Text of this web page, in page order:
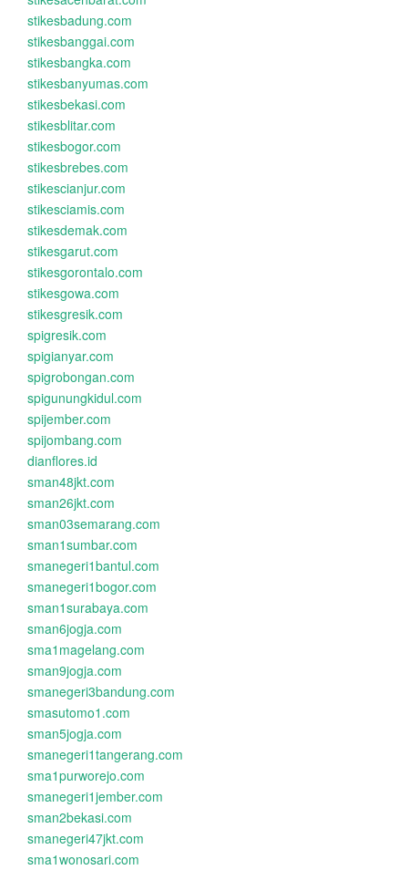
stikesbadung.com
stikesbanggai.com
stikesbangka.com
stikesbanyumas.com
stikesbekasi.com
stikesblitar.com
stikesbogor.com
stikesbrebes.com
stikescianjur.com
stikesciamis.com
stikesdemak.com
stikesgarut.com
stikesgorontalo.com
stikesgowa.com
stikesgresik.com
spigresik.com
spigianyar.com
spigrobongan.com
spigunungkidul.com
spijember.com
spijombang.com
dianflores.id
sman48jkt.com
sman26jkt.com
sman03semarang.com
sman1sumbar.com
smanegeri1bantul.com
smanegeri1bogor.com
sman1surabaya.com
sman6jogja.com
sma1magelang.com
sman9jogja.com
smanegeri3bandung.com
smasutomo1.com
sman5jogja.com
smanegeri1tangerang.com
sma1purworejo.com
smanegeri1jember.com
sman2bekasi.com
smanegeri47jkt.com
sma1wonosari.com